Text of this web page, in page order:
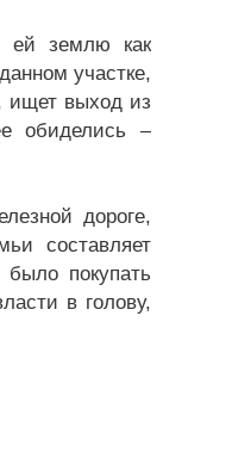
ей землю как
участке,
ищет выход из
обиделись –
дороге,
составляет
покупать
в голову,